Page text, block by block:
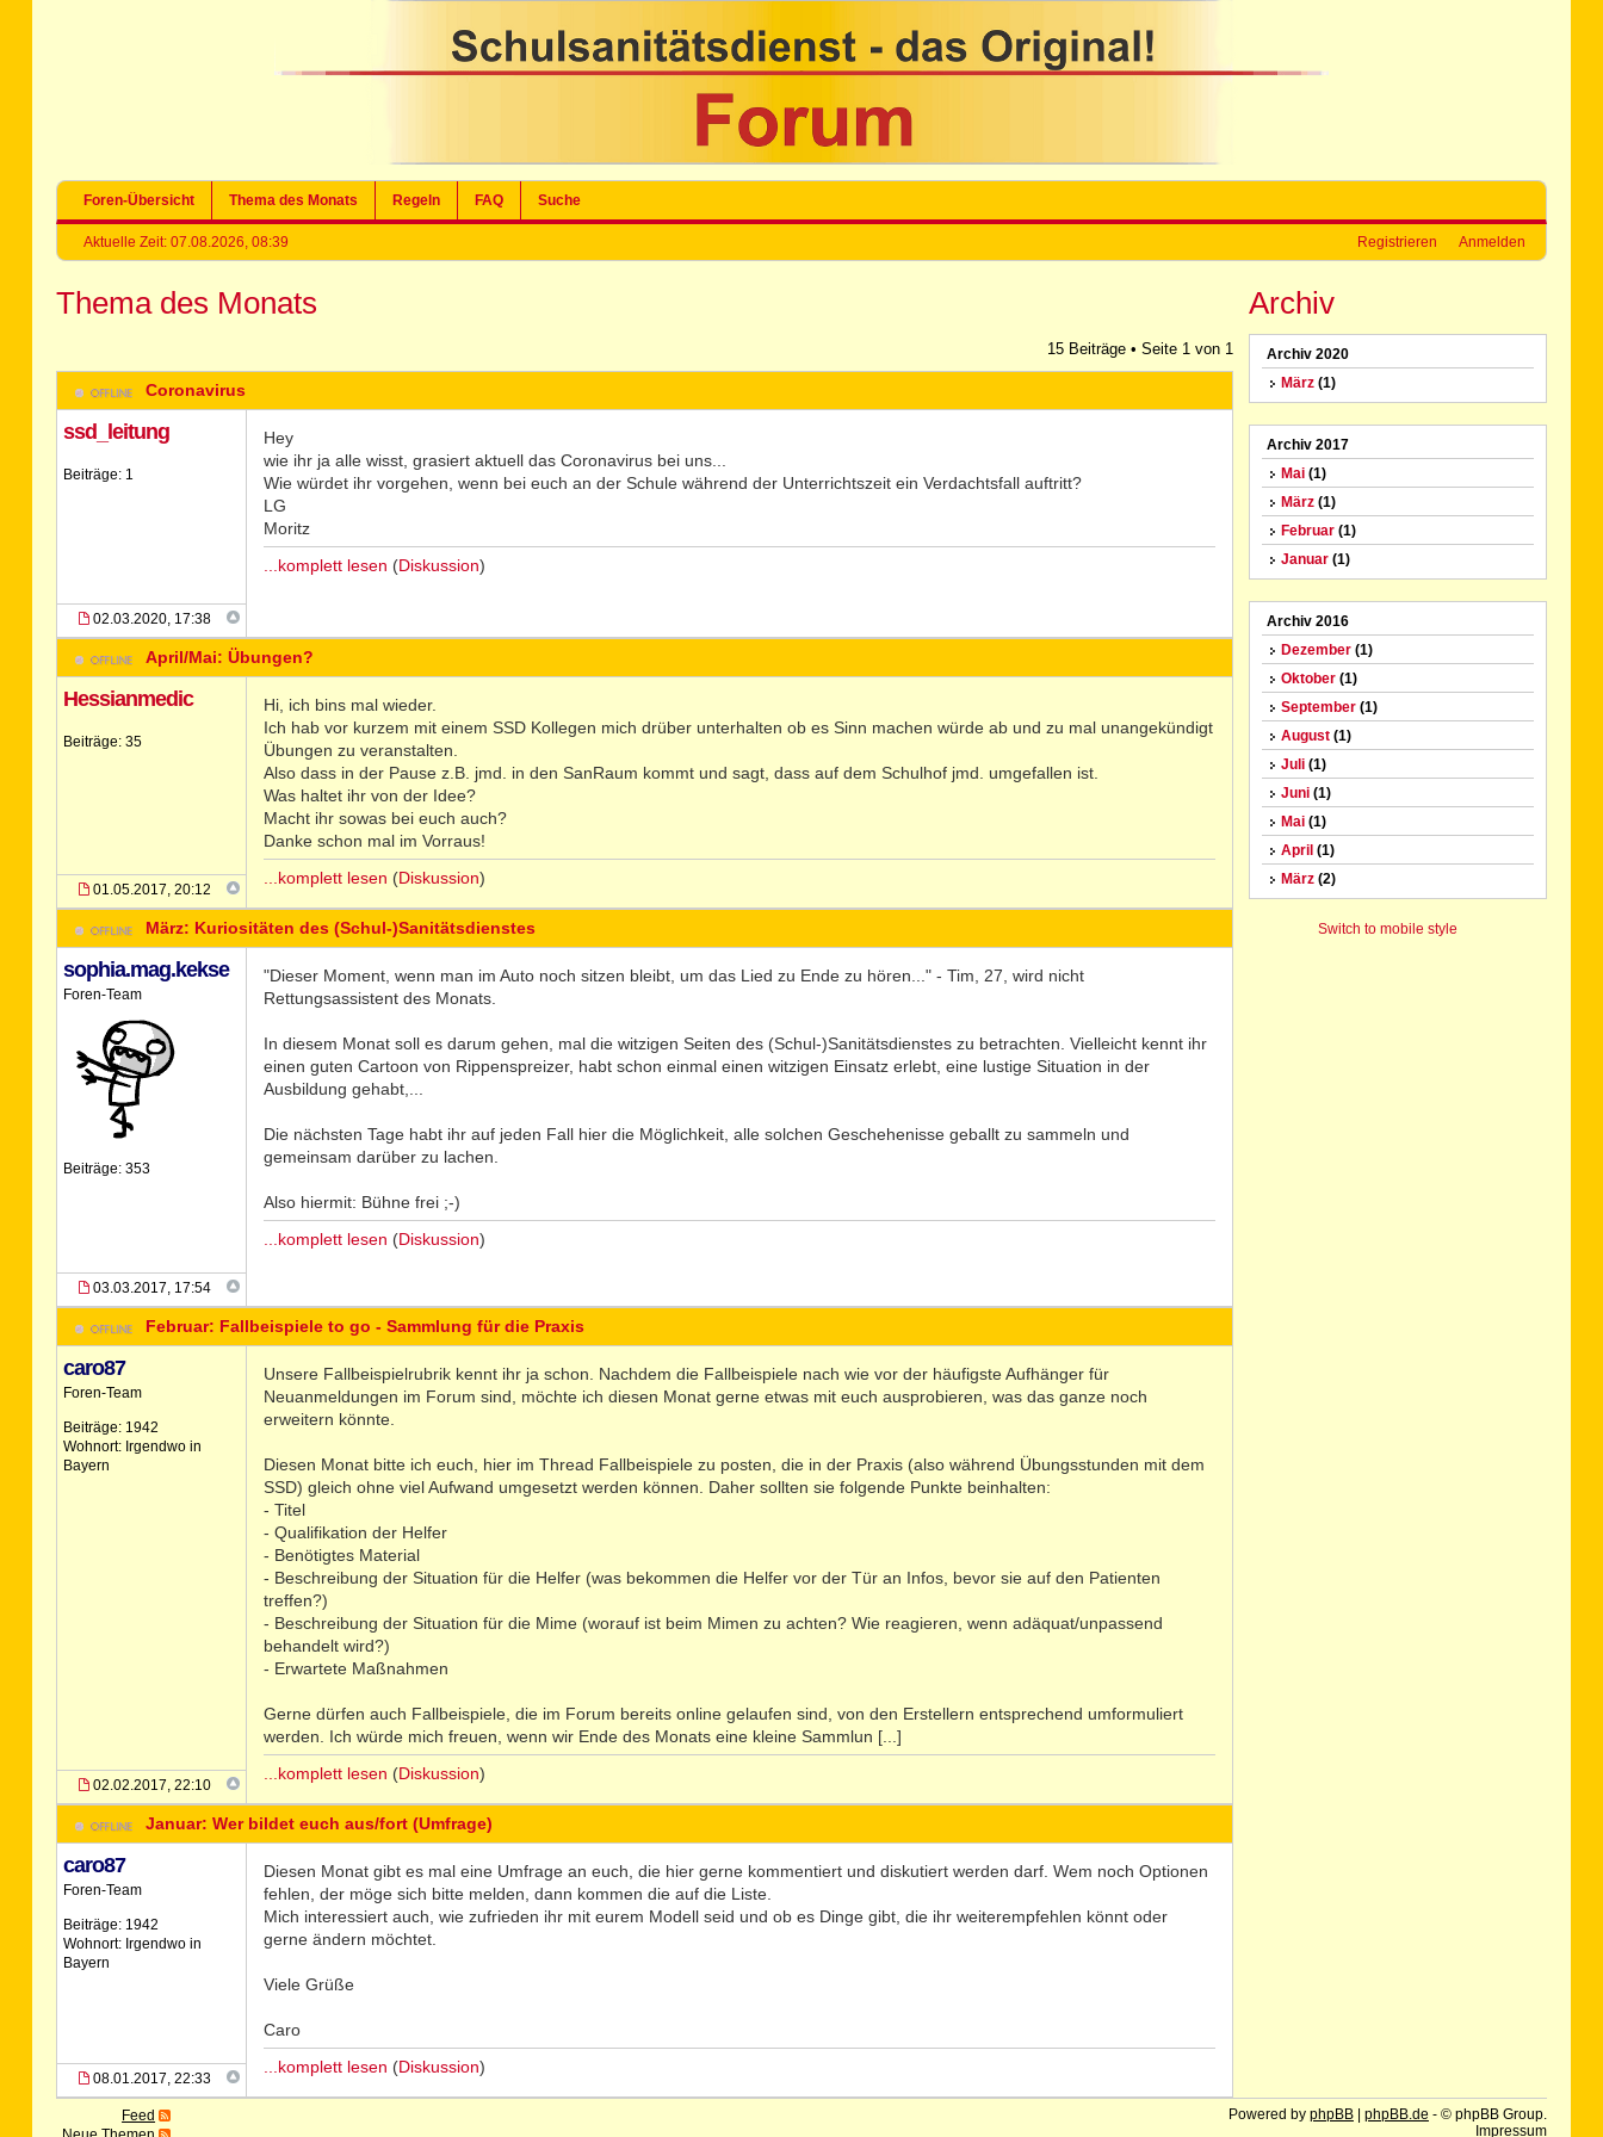
Foren-Übersicht Thema des Monats Regeln FAQ Suche
Aktuelle Zeit: 07.08.2026, 08:39 Registrieren Anmelden
Archiv
Archiv 2020
März(1)
Archiv 2017
Mai(1)
März(1)
Februar(1)
Januar(1)
Archiv 2016
Dezember(1)
Oktober(1)
September(1)
August(1)
Juli(1)
Juni(1)
Mai(1)
April (1)
März(2)
Thema des Monats
15 Beiträge • Seite 1 von 1
Coronavirus
ssd_leitung
Beiträge: 1
02.03.2020, 17:38
Hey
wie ihr ja alle wisst, grasiert aktuell das Coronavirus bei uns...
Wie würdet ihr vorgehen, wenn bei euch an der Schule während der Unterrichtszeit ein Verdachtsfall auftritt?
LG
Moritz
...komplett lesen (Diskussion)
April/Mai: Übungen?
Hessianmedic
Beiträge: 35
01.05.2017, 20:12
Hi, ich bins mal wieder.
Ich hab vor kurzem mit einem SSD Kollegen mich drüber unterhalten ob es Sinn machen würde ab und zu mal unangekündigt
Übungen zu veranstalten.
Also dass in der Pause z.B. jmd. in den SanRaum kommt und sagt, dass auf dem Schulhof jmd. umgefallen ist.
Was haltet ihr von der Idee?
Macht ihr sowas bei euch auch?
Danke schon mal im Vorraus!
...komplett lesen (Diskussion)
März: Kuriositäten des (Schul-)Sanitätsdienstes
sophia.mag.kekse
Foren-Team
Beiträge: 353
03.03.2017, 17:54
"Dieser Moment, wenn man im Auto noch sitzen bleibt, um das Lied zu Ende zu hören..." - Tim, 27, wird nicht
Rettungsassistent des Monats.
In diesem Monat soll es darum gehen, mal die witzigen Seiten des (Schul-)Sanitätsdienstes zu betrachten. Vielleicht kennt ihr
einen guten Cartoon von Rippenspreizer, habt schon einmal einen witzigen Einsatz erlebt, eine lustige Situation in der
Ausbildung gehabt,...
Die nächsten Tage habt ihr auf jeden Fall hier die Möglichkeit, alle solchen Geschehenisse geballt zu sammeln und
gemeinsam darüber zu lachen.
Also hiermit: Bühne frei ;-)
...komplett lesen (Diskussion)
Februar: Fallbeispiele to go - Sammlung für die Praxis
caro87
Foren-Team
Beiträge: 1942
Wohnort: Irgendwo in
Bayern
02.02.2017, 22:10
Unsere Fallbeispielrubrik kennt ihr ja schon. Nachdem die Fallbeispiele nach wie vor der häufigste Aufhänger für
Neuanmeldungen im Forum sind, möchte ich diesen Monat gerne etwas mit euch ausprobieren, was das ganze noch
erweitern könnte.
Diesen Monat bitte ich euch, hier im Thread Fallbeispiele zu posten, die in der Praxis (also während Übungsstunden mit dem
SSD) gleich ohne viel Aufwand umgesetzt werden können. Daher sollten sie folgende Punkte beinhalten:
- Titel
- Qualifikation der Helfer
- Benötigtes Material
- Beschreibung der Situation für die Helfer (was bekommen die Helfer vor der Tür an Infos, bevor sie auf den Patienten
treffen?)
- Beschreibung der Situation für die Mime (worauf ist beim Mimen zu achten? Wie reagieren, wenn adäquat/unpassend
behandelt wird?)
- Erwartete Maßnahmen
Gerne dürfen auch Fallbeispiele, die im Forum bereits online gelaufen sind, von den Erstellern entsprechend umformuliert
werden. Ich würde mich freuen, wenn wir Ende des Monats eine kleine Sammlun [...]
...komplett lesen (Diskussion)
Januar: Wer bildet euch aus/fort (Umfrage)
caro87
Foren-Team
Beiträge: 1942
Wohnort: Irgendwo in
Bayern
08.01.2017, 22:33
Diesen Monat gibt es mal eine Umfrage an euch, die hier gerne kommentiert und diskutiert werden darf. Wem noch Optionen
fehlen, der möge sich bitte melden, dann kommen die auf die Liste.
Mich interessiert auch, wie zufrieden ihr mit eurem Modell seid und ob es Dinge gibt, die ihr weiterempfehlen könnt oder
gerne ändern möchtet.
Viele Grüße
Caro
...komplett lesen (Diskussion)
Switch to mobile style
Feed
Powered by phpBB| phpBB.de - © phpBB Group.
Impressum